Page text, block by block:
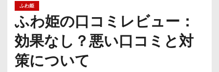
ふわ姫
ふわ姫の口コミレビュー：
効果なし？悪い口コミと対
策について